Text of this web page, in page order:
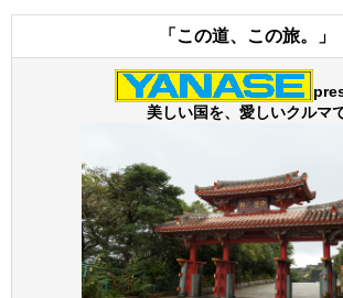
「この道、この旅。」
美しい国を、愛しいクルマ